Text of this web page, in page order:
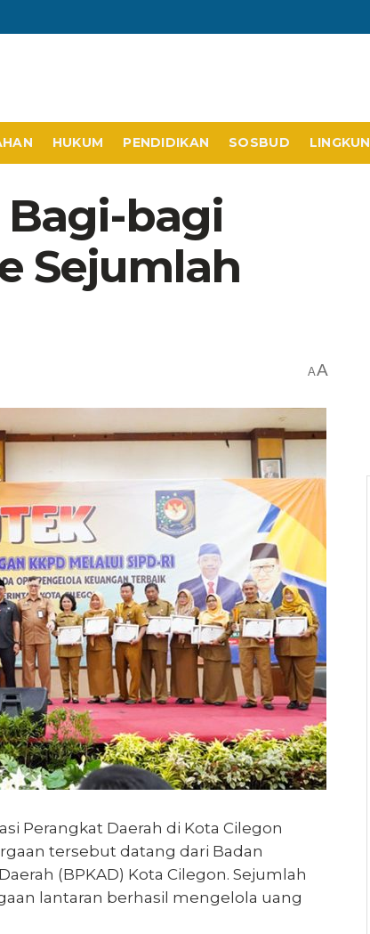
HUKUM PENDIDIKAN SOSBUD
Bagi-bagi
Sejumlah
AA
Perangkat Daerah di Kota Cilegon
tersebut datang dari Badan
(BPKAD) Kota Cilegon. Sejumlah
lantaran berhasil mengelola uang